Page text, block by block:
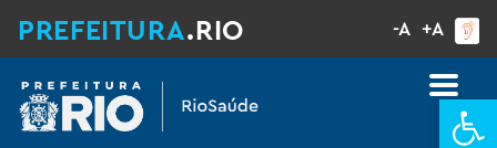
PREFEITURA.RIO -A +A